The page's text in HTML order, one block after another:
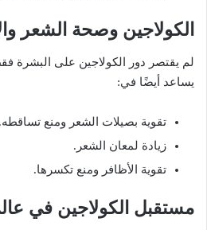
الكولاجين وصحة الشعر
لم يقتصر دور الكولاجين على البشرة
يساعد أيضًا في:
تقوية بصيلات الشعر ومنع تساقطه.
زيادة لمعان الشعر.
تقوية الأظافر ومنع تكسرها.
مستقبل الكولاجين في